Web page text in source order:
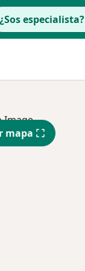
¿Sos especialista?
Sáb
15 Ago
mapa